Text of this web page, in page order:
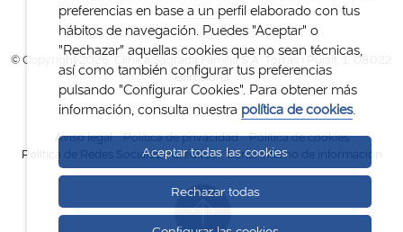
© Copyright 2026. Clínica Sagrada Família S.A. Torras i Pujalt, 1. 08022
Barcelona
Aviso legal Política de privacidad
Política de cookies
Política de Redes Sociales
Créditos Canal interno de información
preferencias en base a un perfil elaborado con tus
hábitos de navegación. Puedes "Aceptar" o
"Rechazar" aquellas cookies que no sean técnicas,
así como también configurar tus preferencias
pulsando "Configurar Cookies". Para obtener más
información, consulta nuestra política de cookies.
Aceptar todas las cookies
Rechazar todas